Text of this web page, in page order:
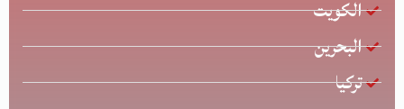
الكويت
البحرين
تركيا